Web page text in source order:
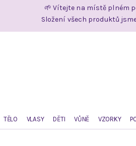
🌱 Vítejte na místě plném
Složení všech produktů
TĚLO VLASY DĚTI VŮNĚ VZORKY